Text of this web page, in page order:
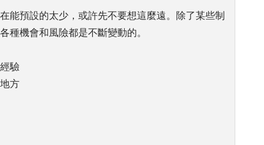
能預設的太少，或許先不要想這麼遠。除了某些制
種機會和風險都是不斷變動的。
驗
方